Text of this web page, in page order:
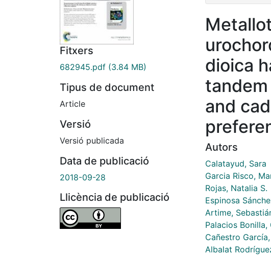
Fitxers
682945.pdf (3.84 MB)
Tipus de document
Article
Versió
Versió publicada
Data de publicació
2018-09-28
Llicència de publicació
dioica
and
Autors
Calatayud, Sara
Garcia Risco,
Rojas, Natalia S.
Espinosa
Artime,
Palacios Bonilla,
Cañestro
Albalat